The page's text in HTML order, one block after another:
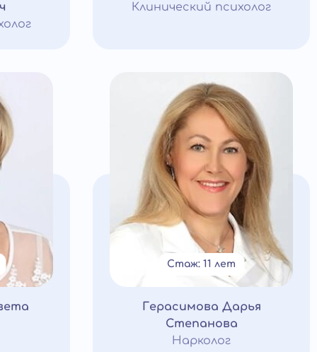
Клинический психолог
Стаж: 11 лет
Герасимова Дарья
Степанова
Нарколог